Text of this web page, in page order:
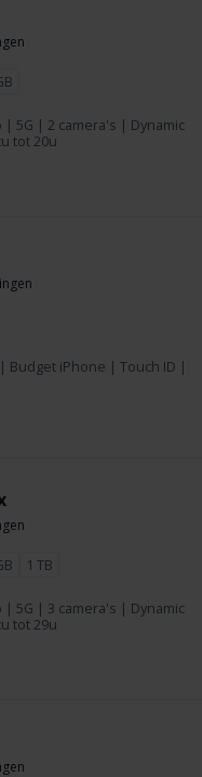
| 5G | 2 camera's | Dynamic
tot 20u
Budget iPhone | Touch ID |
1 TB
| 5G | 3 camera's | Dynamic
tot 29u